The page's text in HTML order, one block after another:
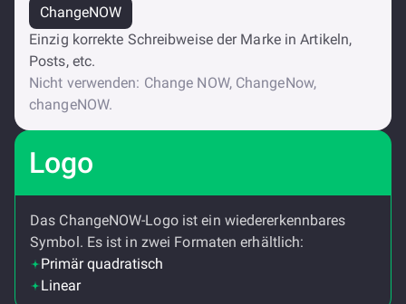
ChangeNOW
Einzig korrekte Schreibweise der Marke in Artikeln,
Posts, etc.
Nicht verwenden: Change NOW, ChangeNow,
changeNOW.
Logo
Das ChangeNOW-Logo ist ein wiedererkennbares
Symbol. Es ist in zwei Formaten erhältlich:
Primär quadratisch
Linear